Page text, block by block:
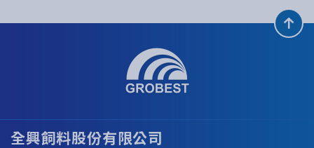
全興飼料股份有限公司